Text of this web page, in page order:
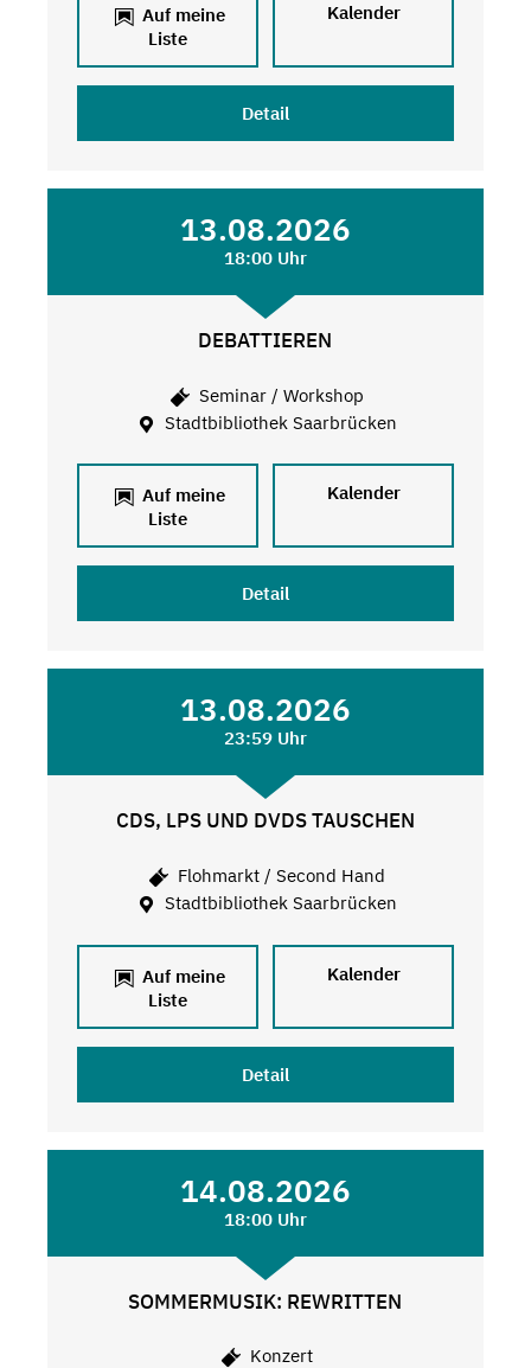
Auf meine
Liste
Kalender
Detail
13.08.2026
18:00 Uhr
DEBATTIEREN
Seminar / Workshop
Stadtbibliothek Saarbrücken
Auf meine
Liste
Kalender
Detail
13.08.2026
23:59 Uhr
CDS, LPS UND DVDS TAUSCHEN
Flohmarkt / Second Hand
Stadtbibliothek Saarbrücken
Auf meine
Liste
Kalender
Detail
14.08.2026
18:00 Uhr
SOMMERMUSIK: REWRITTEN
Konzert